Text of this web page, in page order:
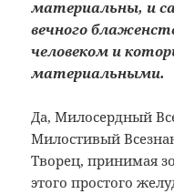
материальны, и
вечного
человеком и
материальными.
Да, Милосердный
Милостивый
Творец, принимая
этого простого